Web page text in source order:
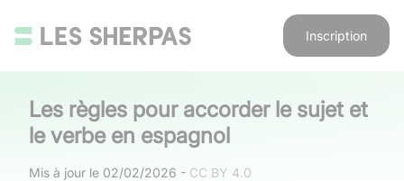
Inscription
Les règles pour accorder le sujet et
le verbe en espagnol
Mis à jour le 02/02/2026 - CC BY 4.0